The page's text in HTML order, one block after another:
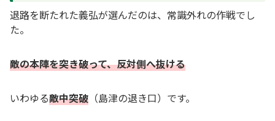
退路を断たれた義弘が選んだのは、常識外れの作戦でし
た。
敵の本陣を突き破って、反対側へ抜ける
いわゆる敵中突破 （島津の退き口）です。